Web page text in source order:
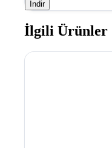
İndir
İlgili Ürünler